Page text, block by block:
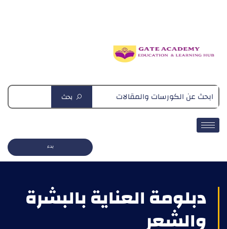
بحث
بدء
دبلومة العناية بالبشرة
والشعر